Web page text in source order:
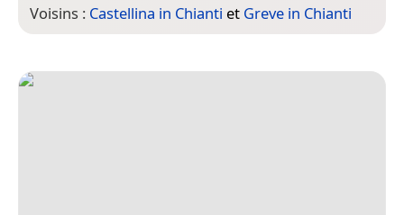
Voisins : Castellina in Chianti et Greve in Chianti